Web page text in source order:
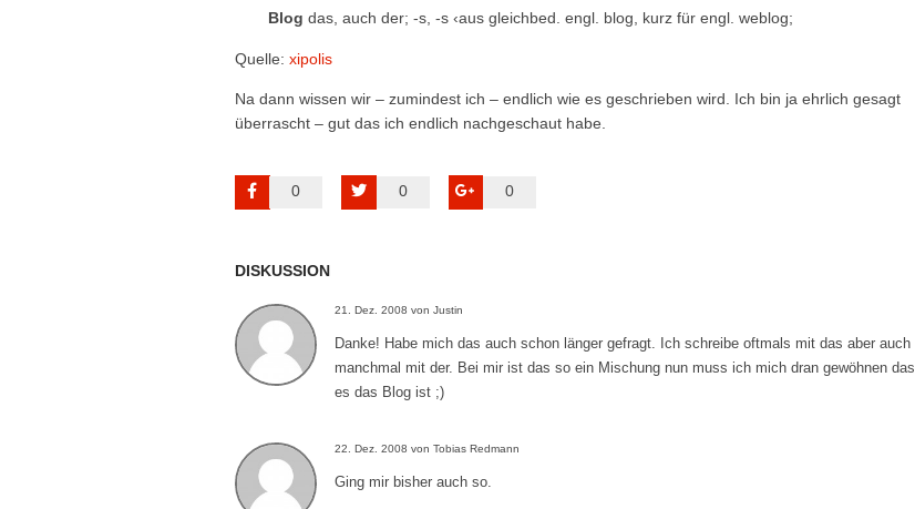
Blog das, auch der; -s, -s ‹aus gleichbed. engl. blog, kurz für engl. weblog;
Quelle: xipolis
Na dann wissen wir – zumindest ich – endlich wie es geschrieben wird. Ich bin ja ehrlich gesagt
überrascht – gut das ich endlich nachgeschaut habe.
0 0 0
DISKUSSION
21. Dez. 2008 von Justin
Danke! Habe mich das auch schon länger gefragt. Ich schreibe oftmals mit das aber auch
manchmal mit der. Bei mir ist das so ein Mischung nun muss ich mich dran gewöhnen das
es das Blog ist ;)
22. Dez. 2008 von Tobias Redmann
Ging mir bisher auch so.